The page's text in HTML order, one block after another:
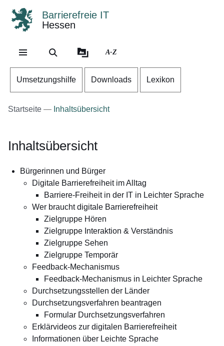
Barrierefreie IT
Hessen
A-Z
Umsetzungshilfe Downloads Lexikon
Startseite Inhaltsübersicht
Inhaltsübersicht
Bürgerinnen und Bürger
Digitale Barrierefreiheit im Alltag
Barriere-Freiheit in der IT in Leichter Sprache
Wer braucht digitale Barrierefreiheit
Zielgruppe Hören
Zielgruppe Interaktion & Verständnis
Zielgruppe Sehen
Zielgruppe Temporär
Feedback-Mechanismus
Feedback-Mechanismus in Leichter Sprache
Durchsetzungsstellen der Länder
Durchsetzungsverfahren beantragen
Formular Durchsetzungsverfahren
Erklärvideos zur digitalen Barrierefreiheit
Informationen über Leichte Sprache